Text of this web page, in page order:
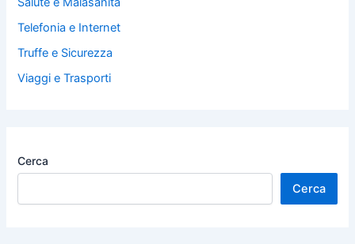
Telefonia e Internet
Truffe e Sicurezza
Viaggi e Trasporti
Cerca
Cerca